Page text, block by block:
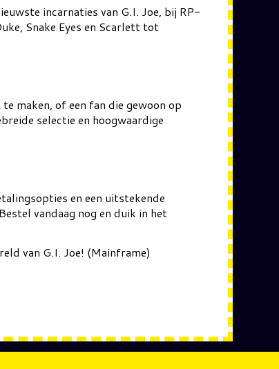
incarnaties van G.I. Joe, bij RP-
Snake Eyes en Scarlett tot
maken, of een fan die gewoon op
selectie en hoogwaardige
en een uitstekende
vandaag nog en duik in het
van G.I. Joe! (Mainframe)